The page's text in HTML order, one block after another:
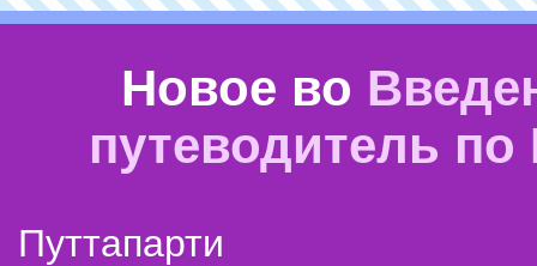
Новое во
путеводитель
Путтапарти